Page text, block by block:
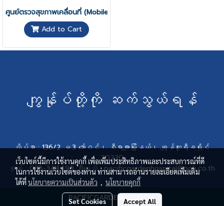
ศูนย์ตรวจสุขภาพเคลื่อนที่ (Mobile Checkup Center)
Add to Cart
ကျွန်ုပ်တို့ကို ဆက်သွယ်ရန်
လိပ်စာ : 136/2 မ.3 ဘော်ဝင်၊ စီရာချာမြို့နယ်၊ ချွန်ဘူရီခရိုင်
20230
ဖုန်း : 038-344499 အီးမေးလ် : pacificgardenhospital@pgh.co.th
PACIFICGARDENHOSPITAL
เว็บไซต์นี้มีการใช้งานคุกกี้ เพื่อเพิ่มประสิทธิภาพและประสบการณ์ที่ดี
ในการใช้งานเว็บไซต์ของท่าน ท่านสามารถอ่านรายละเอียดเพิ่มเติม
ได้ที่นโยบายความเป็นส่วนตัว , นโยบายคุกกี้
Set Cookies Accept All